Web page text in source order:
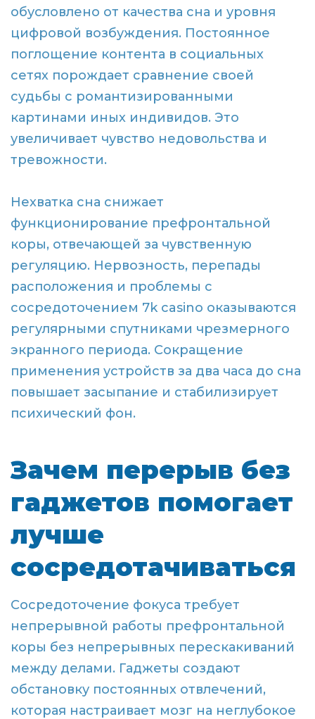
обусловлено от качества сна и уровня
цифровой возбуждения. Постоянное
поглощение контента в социальных
сетях порождает сравнение своей
судьбы с романтизированными
картинами иных индивидов. Это
увеличивает чувство недовольства и
тревожности.
Нехватка сна снижает
функционирование префронтальной
коры, отвечающей за чувственную
регуляцию. Нервозность, перепады
расположения и проблемы с
сосредоточением 7k casino оказываются
регулярными спутниками чрезмерного
экранного периода. Сокращение
применения устройств за два часа до сна
повышает засыпание и стабилизирует
психический фон.
Зачем перерыв без
гаджетов помогает
лучше
сосредотачиваться
Сосредоточение фокуса требует
непрерывной работы префронтальной
коры без непрерывных перескакиваний
между делами. Гаджеты создают
обстановку постоянных отвлечений,
которая настраивает мозг на неглубокое